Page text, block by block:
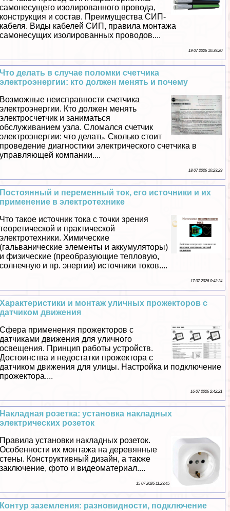
самонесущего изолированного провода,
конструкция и состав. Преимущества СИП-
кабеля. Виды кабелей СИП, правила монтажа
самонесущих изолированных проводов....
19 07 2026 10:39:20
Что делать в случае поломки счетчика
электроэнергии: кто должен менять и почему
Возможные неисправности счетчика
электроэнергии. Кто должен менять
электросчетчик и заниматься
обслуживанием узла. Сломался счетчик
электроэнергии: что делать. Сколько стоит
проведение диагностики электрического счетчика в
управляющей компании....
18 07 2026 10:23:29
Постоянный и переменный ток, его источники и их
применение в электротехнике
Что такое источник тока с точки зрения
теоретической и пpaктической
электротехники. Химические
(гальванические элементы и аккумуляторы)
и физические (преобразующие тепловую,
солнечную и пр. энергии) источники токов....
17 07 2026 0:43:24
Хаpaктеристики и монтаж уличных прожекторов с
датчиком движения
Сфера применения прожекторов с
датчиками движения для уличного
освещения. Принцип работы устройств.
Достоинства и недостатки прожектора с
датчиком движения для улицы. Настройка и подключение
прожектора....
16 07 2026 2:42:21
Накладная розетка: установка накладных
электрических розеток
Правила установки накладных розеток.
Особенности их монтажа на деревянные
стены. Конструктивный дизайн, а также
заключение, фото и видеоматериал....
15 07 2026 11:23:45
Контур заземления: разновидности, подключение